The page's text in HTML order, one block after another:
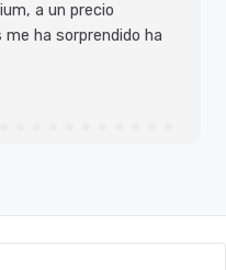
a un precio
ha sorprendido ha